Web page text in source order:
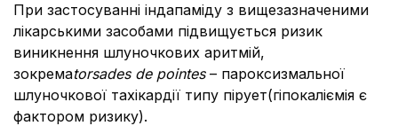
При застосуванні індапаміду з вищезазначеними
лікарськими засобами підвищується ризик
виникнення шлуночкових аритмій,
зокремаtorsades de pointes– пароксизмальної
шлуночкової тахікардії типу пірует(гіпокаліємія є
фактором ризику).